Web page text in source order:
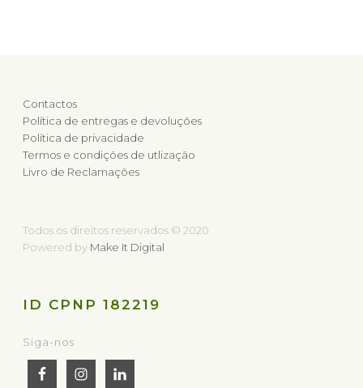
Contactos
Política de entregas e devoluções
Política de privacidade
Termos e condições de utlização
Livro de Reclamações
Todos os direitos reservados © 2020
Powered by Make It Digital
ID CPNP 182219
Siga-nos